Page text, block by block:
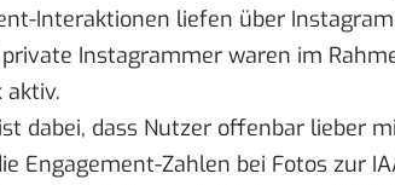
Interaktionen liefen über
Instagrammer waren im
aktiv.
dabei, dass Nutzer offenbar lieber
Engagement-Zahlen bei Fotos zur